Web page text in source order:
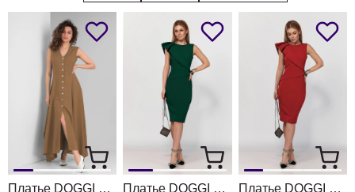
Платье DOGGI 26327 бежевый Платье DOGGI 3762 зеленый Платье DOGGI 3762/красный